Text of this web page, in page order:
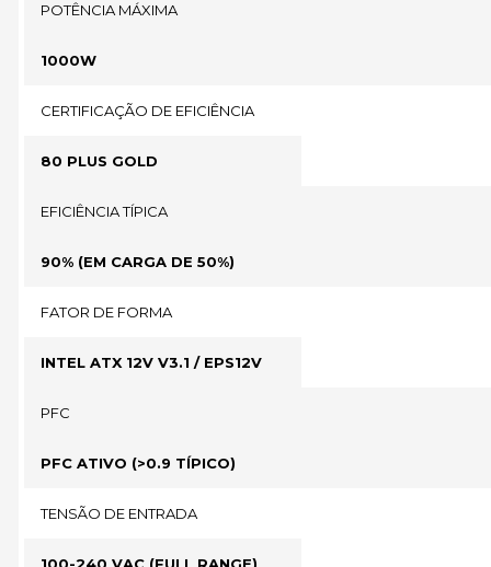
POTÊNCIA MÁXIMA
1000W
CERTIFICAÇÃO DE EFICIÊNCIA
80 PLUS GOLD
EFICIÊNCIA TÍPICA
90% (EM CARGA DE 50%)
FATOR DE FORMA
INTEL ATX 12V V3.1 / EPS12V
PFC
PFC ATIVO (>0.9 TÍPICO)
TENSÃO DE ENTRADA